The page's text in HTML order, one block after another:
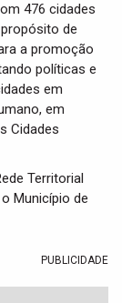
476 cidades
de
a promoção
políticas e
em
em
Cidades
Territorial
Município de
PUBLICIDADE